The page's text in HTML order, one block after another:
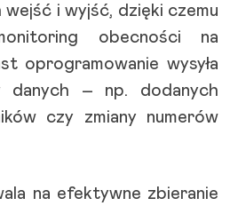
i wyjść, dzięki czemu
obecności na
oprogramowanie wysyła
danych – np. dodanych
czy zmiany numerów
na efektywne zbieranie